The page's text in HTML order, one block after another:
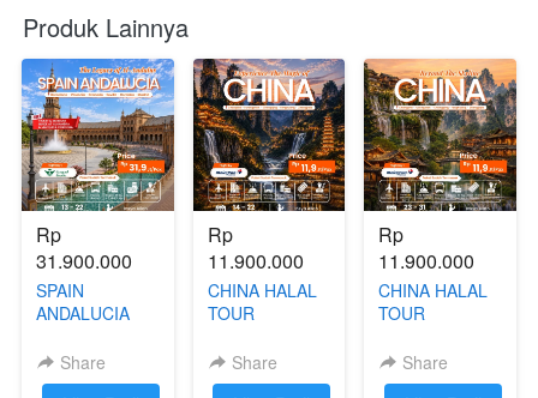
Produk Lainnya
Rp
31.900.000
SPAIN
ANDALUCIA
- 22 JANUARY
2027
Share
Rp
11.900.000
CHINA HALAL
TOUR
CHONGQING -
FENGHUANG -
Share
Rp
11.900.000
CHINA HALAL
TOUR
FENGHUANG -
ZHANGJIAJIE)
Share